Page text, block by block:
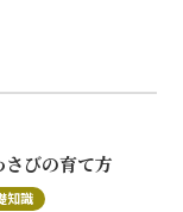
びの育て方
知識